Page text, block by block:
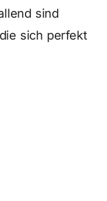
sind
sich perfekt